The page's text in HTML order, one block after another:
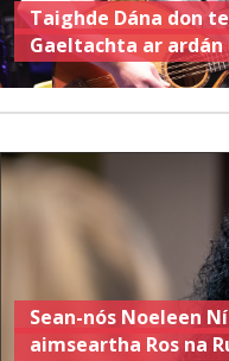
Taighde Dána don
Gaeltachta ar
Sean-nós Noeleen
aimseartha Ros na